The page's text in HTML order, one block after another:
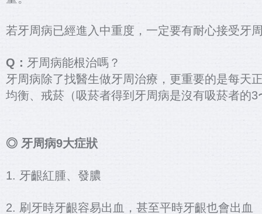
若牙周病已經進入中重度，一定要有耐心接受牙
Q： 牙周病能根治嗎？
牙周病除了找醫生做牙周治療，更重要的是每天
均衡、戒菸（吸菸者得到牙周病是沒有吸菸者的
◎ 牙周病9大症狀
1. 牙齦紅腫、發膿
2. 刷牙時牙齦容易出血，甚至平時牙齦也會出血